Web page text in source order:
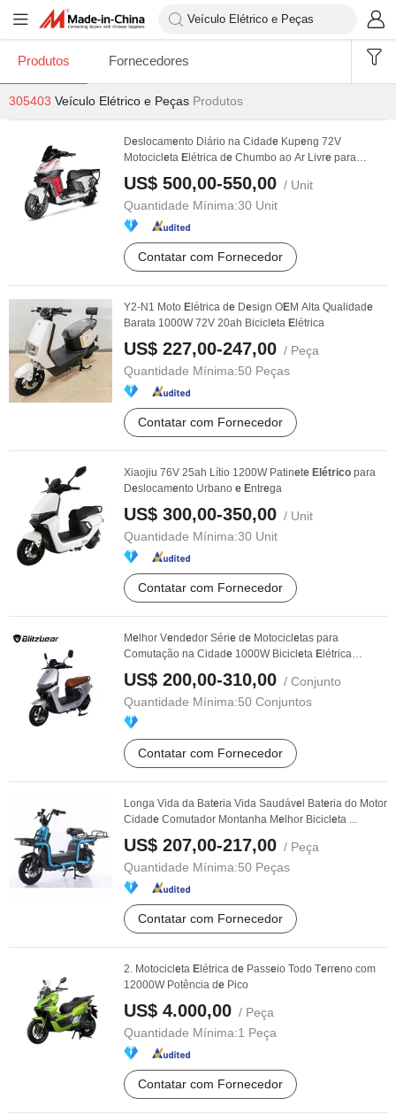
Produtos Fornecedores
305403 Veículo Elétrico e Peças Produtos
Deslocamento Diário na Cidade Kupeng 72V
Motocicl eta E létrica de Chumbo ao Ar Livre para
Usuários ...
US$ 500,00-550,00 / Unit
Quantidade Mínima:30 Unit
Contatar com Fornecedor
Y2-N1 Moto E létrica de Design OEM Alta Qualidade
Barata 1000W 72V 20ah Bicicl eta E létrica
US$ 227,00-247,00 / Peça
Quantidade Mínima:50 Peças
Contatar com Fornecedor
Xiaojiu 76V 25ah Lítio 1200W Patinete Elétrico para
Deslocamento Urbano e Entrega
US$ 300,00-350,00 / Unit
Quantidade Mínima:30 Unit
Contatar com Fornecedor
Me lhor Vendedor Série de Motocicl etas para
Comutação na Cidade 1000W Bicicl eta E létrica
e
US$ 200,00-310,00 / Conjunto
Quantidade Mínima:50 Conjuntos
Contatar com Fornecedor
Longa Vida da Bateria Vida Saudáve l Bateria do Motor
Cidade Comutador Montanha Me lhor Bicicl eta ...
US$ 207,00-217,00 / Peça
Quantidade Mínima:50 Peças
Contatar com Fornecedor
2. Motocicl eta E létrica de Passeio Todo Terreno com
12000W Potência de Pico
US$ 4.000,00 / Peça
Quantidade Mínima:1 Peça
Contatar com Fornecedor